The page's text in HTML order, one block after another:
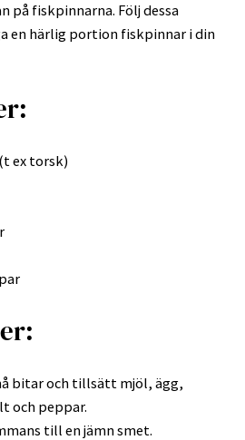
på fiskpinnarna. Följ dessa
en härlig portion fiskpinnar i din
ex torsk)
bitar och tillsätt mjöl, ägg,
och peppar.
till en jämn smet.